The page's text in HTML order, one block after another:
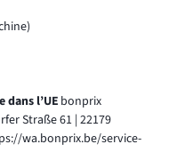
l’UEbonprix
Straße 61 | 22179
wa.bonprix.be/service-